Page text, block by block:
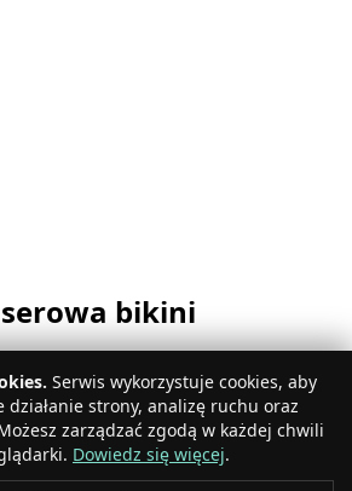
bikini
Serwis wykorzystuje cookies, aby
działanie strony, analizę ruchu oraz
zarządzać zgodą w każdej chwili
Dowiedz się więcej.